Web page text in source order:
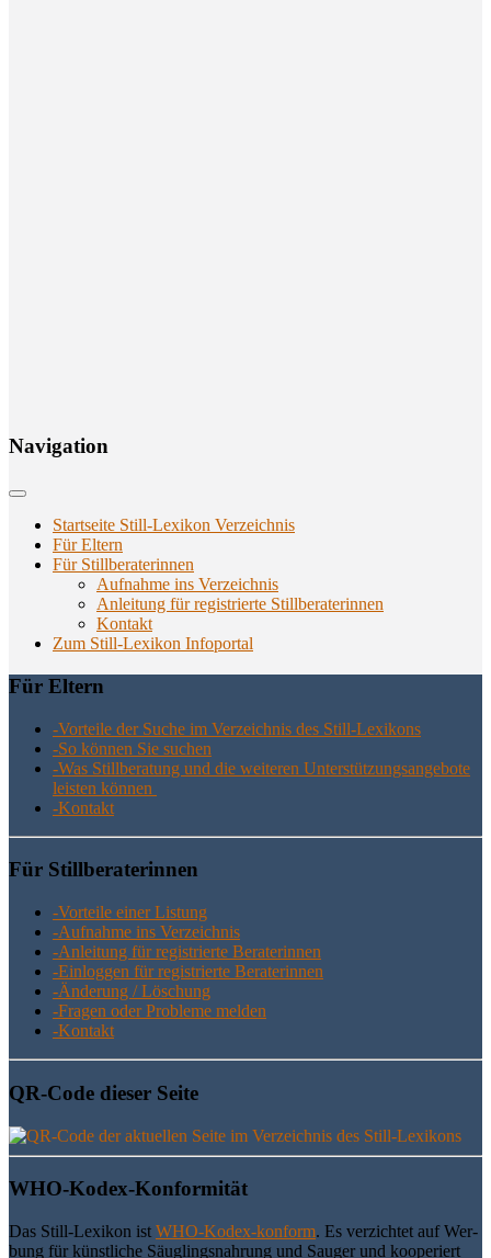
Navi­ga­ti­on
Startseite Still-Lexikon Verzeichnis
Für Eltern
Für Stillberaterinnen
Aufnahme ins Verzeichnis
Anlei­tung für regis­trier­te Stillberaterinnen
Kon­takt
Zum Still-Lexikon Infoportal
Für Eltern
-Vor­tei­le der Suche im Ver­zeich­nis des Still-Lexikons
-So kön­nen Sie suchen
-Was Still­be­ra­tung und die wei­te­ren Unter­stüt­zungs­an­ge­bo­te
leis­ten können
-Kon­takt
Für Still­be­ra­te­rin­nen
-Vor­tei­le einer Listung
-Auf­nah­me ins Verzeichnis
-Anlei­tung für regis­trier­te Beraterinnen
-Ein­log­gen für regis­trier­te Beraterinnen
-Ände­rung / Löschung
-Fra­gen oder Pro­ble­me melden
-Kon­takt
QR-Code die­ser Seite
WHO-Kodex-Kon­for­mi­tät
Das Still-Lexi­kon ist WHO-Kodex-kon­form. Es ver­zich­tet auf Wer­
bung für künst­li­che Säug­lings­nah­rung und Sau­ger und koope­riert